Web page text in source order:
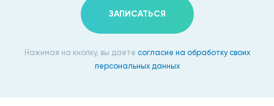
обезболивающие или наркоз, но болевых ощущений нет,
есть только небольшой дискомфорт при применении
ЗАПИСАТЬСЯ
Нажимая на кнопку, вы даете согласие на обработку своих
персональных данных